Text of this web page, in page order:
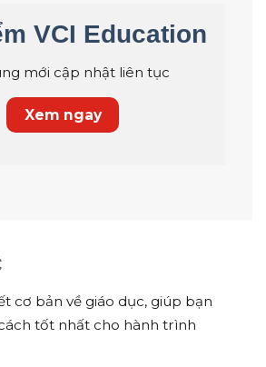
VCI Education
mới cập nhật liên tục
Xem ngay
cơ bản về giáo dục, giúp bạn
tốt nhất cho hành trình